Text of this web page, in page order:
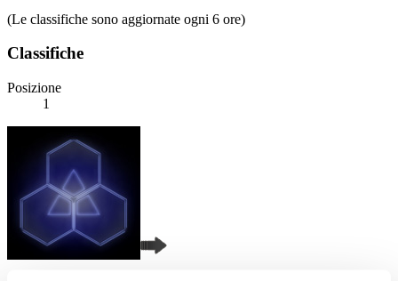
(Le classifiche sono aggiornate ogni 6 ore)
Classifiche
Posizione
1